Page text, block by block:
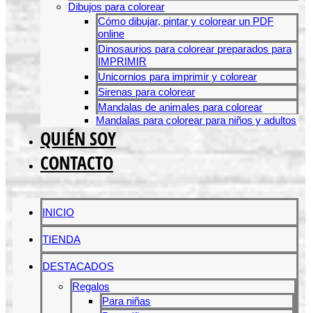
Dibujos para colorear
Cómo dibujar, pintar y colorear un PDF
online
Dinosaurios para colorear preparados para
IMPRIMIR
Unicornios para imprimir y colorear
Sirenas para colorear
Mandalas de animales para colorear
Mandalas para colorear para niños y adultos
QUIÉN SOY
CONTACTO
INICIO
TIENDA
DESTACADOS
Regalos
Para niñas